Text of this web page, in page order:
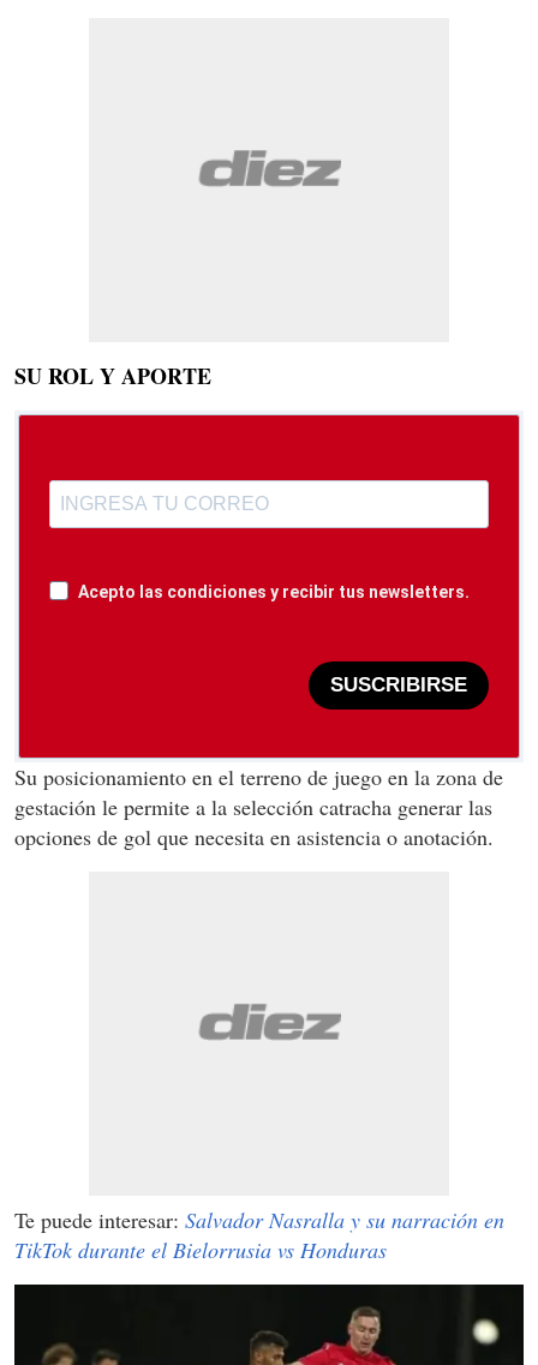
SU ROL Y APORTE
Acepto las condiciones y recibir tus newsletters.
SUSCRIBIRSE
Su posicionamiento en el terreno de juego en la zona de
gestación le permite a la selección catracha generar las
opciones de gol que necesita en asistencia o anotación.
Te puede interesar: Salvador Nasralla y su narración en
TikTok durante el Bielorrusia vs Honduras